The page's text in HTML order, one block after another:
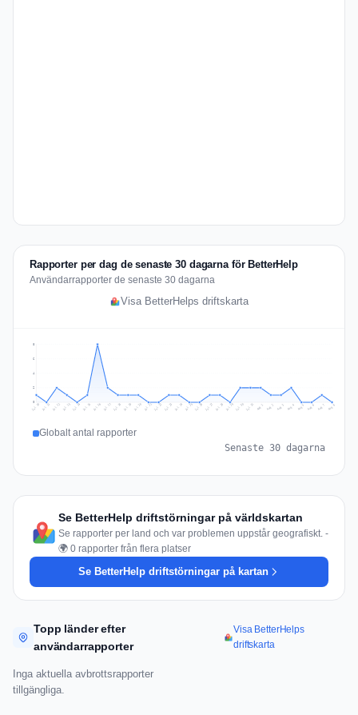
Rapporter per dag de senaste 30 dagarna för BetterHelp
Användarrapporter de senaste 30 dagarna
Visa BetterHelps driftskarta
2
4
6
8
Jul 10 Jul 11 Jul 12 Jul 13 Jul 14 Jul 15 Jul 16 Jul 17 Jul 18 Jul 19 Jul 20 Jul 21 Jul 22 Jul 23 Jul 24 Jul 25 Jul 26 Jul 27 Jul 28 Jul 29 Jul 30 Jul 31 Aug 1 Aug 2 Aug 3 Aug 4 Aug 5 Aug 6 Aug 7 Aug 8
Globalt antal rapporter
Senaste 30 dagarna
Se BetterHelp driftstörningar på världskartan
Se rapporter per land och var problemen uppstår geografiskt. -
🌍 0 rapporter från flera platser
Se BetterHelp driftstörningar på kartan
Topp länder efter
användarrapporter
Visa BetterHelps
driftskarta
Inga aktuella avbrottsrapporter
tillgängliga.